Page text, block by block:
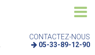
CONTACTEZ-NOUS
05-33-89-12-90